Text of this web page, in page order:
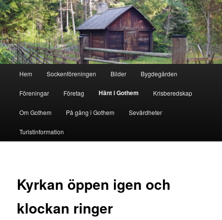
Hoppa
till
primärt
innehållGothem.se
Hem Sockenföreningen Bilder Bygdegården
Föreningar Företag Hänt i Gothem Krisberedskap
Om Gothem På gång i Gothem Sevärdheter
Turistinformation
Kyrkan öppen igen och
klockan ringer